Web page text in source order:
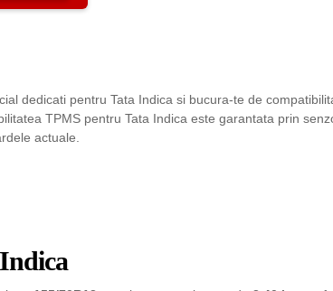
dedicati pentru Tata Indica si bucura-te de
TPMS pentru Tata Indica este garantata prin
actuale.